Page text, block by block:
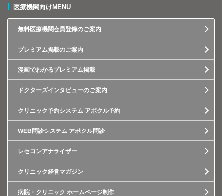
医療機関向けMENU
無料医療機関会員登録のご案内
プレミアム掲載のご案内
漫画でわかるプレミアム掲載
ドクターズインタビューのご案内
クリニック予約システム アポクル予約
WEB問診システム アポクル問診
レセコンアナライザー
クリニック経営マガジン
病院・クリニック ホームページ制作